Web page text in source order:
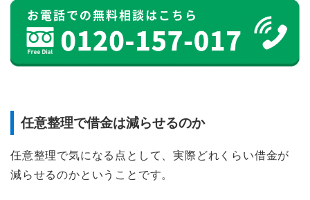
任意整理で借金は減らせるのか
任意整理で気になる点として、実際どれくらい借金が
減らせるのかということです。